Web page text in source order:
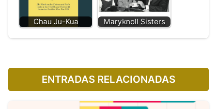
Chau Ju-Kua Maryknoll Sisters
ENTRADAS RELACIONADAS